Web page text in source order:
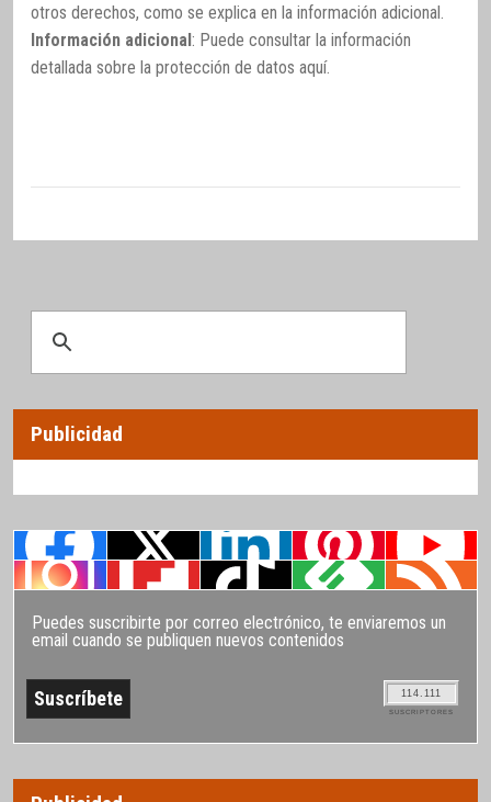
otros derechos, como se explica en la información adicional.
Información adicional: Puede consultar la información
detallada sobre la protección de datos aquí.
Publicidad
Puedes suscribirte por correo electrónico, te enviaremos un
email cuando se publiquen nuevos contenidos
114.111
SUSCRIPTORES